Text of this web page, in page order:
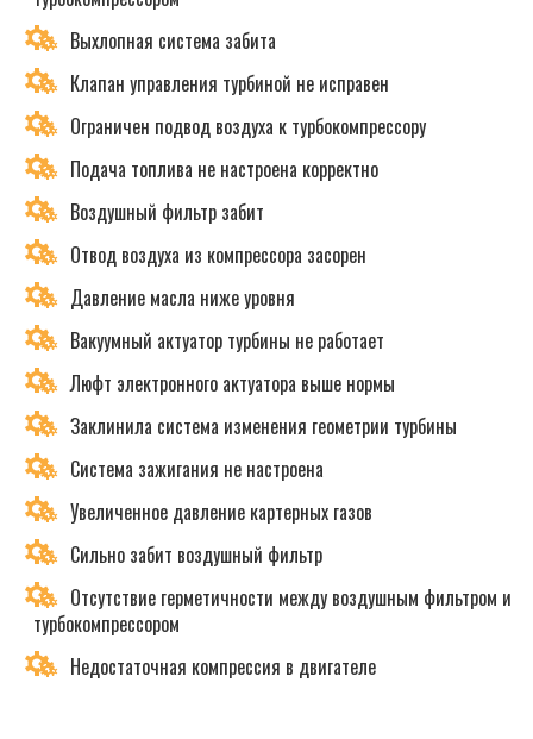
Выхлопная система забита
Клапан управления турбиной не исправен
Ограничен подвод воздуха к турбокомпрессору
Подача топлива не настроена корректно
Воздушный фильтр забит
Отвод воздуха из компрессора засорен
Давление масла ниже уровня
Вакуумный актуатор турбины не работает
Люфт электронного актуатора выше нормы
Заклинила система изменения геометрии турбины
Система зажигания не настроена
Увеличенное давление картерных газов
Сильно забит воздушный фильтр
Отсутствие герметичности между воздушным фильтром и
турбокомпрессором
Недостаточная компрессия в двигателе